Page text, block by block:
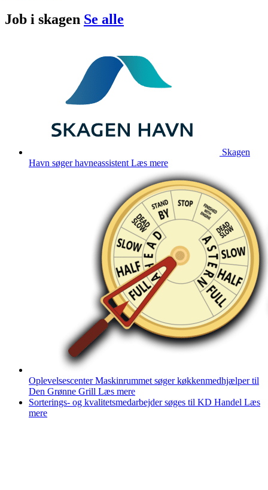
Job i skagen Se alle
Skagen
Havn søger havneassistent Læs mere
Oplevelsescenter Maskinrummet søger køkkenmedhjælper til
Den Grønne Grill Læs mere
Sorterings- og kvalitetsmedarbejder søges til KD Handel Læs
mere